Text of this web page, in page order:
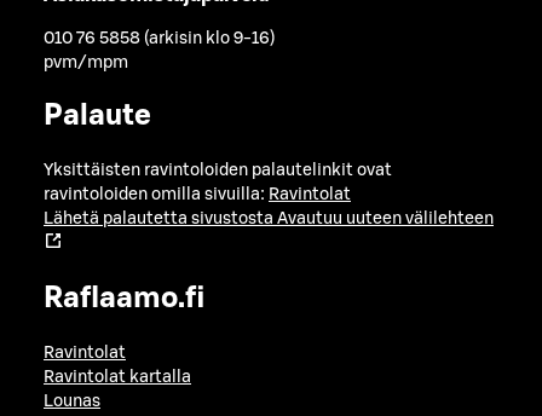
010 76 5858 (arkisin klo 9-16)
pvm/mpm
Palaute
Yksittäisten ravintoloiden palautelinkit ovat
ravintoloiden omilla sivuilla: Ravintolat
Lähetä palautetta sivustosta Avautuu uuteen välilehteen
Raflaamo.fi
Ravintolat
Ravintolat kartalla
Lounas